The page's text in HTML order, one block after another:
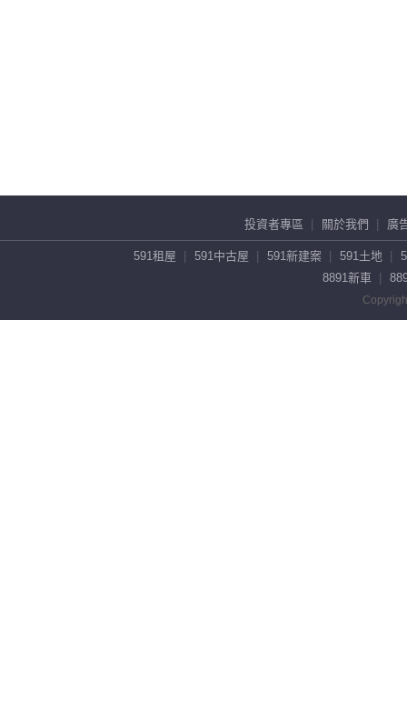
投資者專區 關於我們 廣
591租屋 591中古屋 591新建案 591土地
8891新車